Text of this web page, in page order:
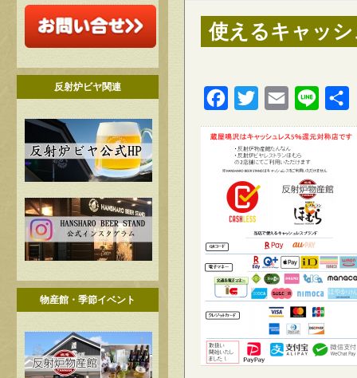
反射炉ビヤ関連
物産館・季節イベント
使えるキャッ
FacebookTwitter Email Line